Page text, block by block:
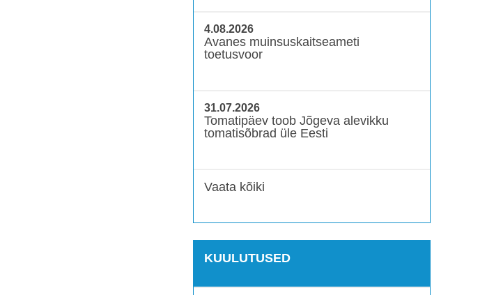
4.08.2026
Avanes muinsuskaitseameti
toetusvoor
31.07.2026
Tomatipäev toob Jõgeva alevikku
tomatisõbrad üle Eesti
Vaata kõiki
KUULUTUSED